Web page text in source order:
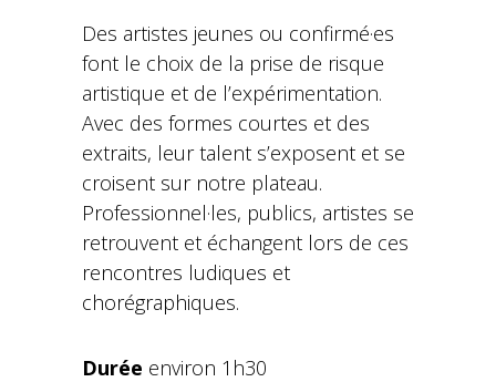
Des artistes jeunes ou confirmé·es
font le choix de la prise de risque
artistique et de l’expérimentation.
Avec des formes courtes et des
extraits, leur talent s’exposent et se
croisent sur notre plateau.
Professionnel·les, publics, artistes se
retrouvent et échangent lors de ces
rencontres ludiques et
chorégraphiques.
Durée environ 1h30